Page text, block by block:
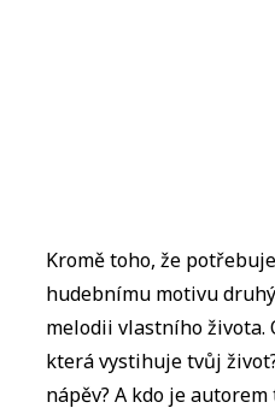
Kromě toho, že
hudebnímu motivu
melodii vlastního života.
která vystihuje tvůj
nápěv? A kdo je autorem